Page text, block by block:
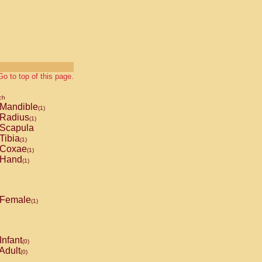
to top of this page.
Mandible(1)
Radius(1)
Scapula
Tibia(1)
Coxae(1)
Hand(1)
Female(1)
Infant(0)
(0)